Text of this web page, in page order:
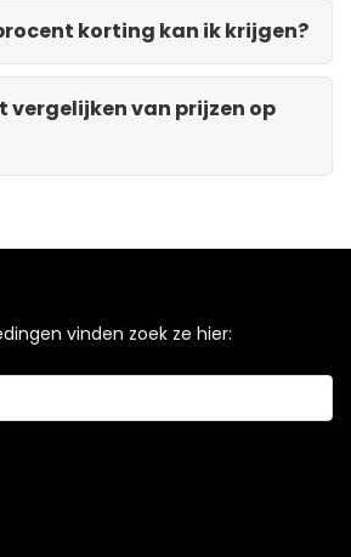
korting kan ik krijgen?
vergelijken van prijzen op
vinden zoek ze hier: